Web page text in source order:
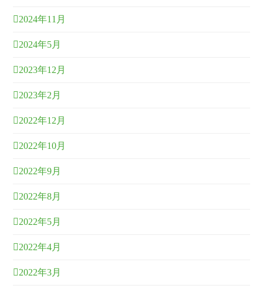
2024年11月
2024年5月
2023年12月
2023年2月
2022年12月
2022年10月
2022年9月
2022年8月
2022年5月
2022年4月
2022年3月